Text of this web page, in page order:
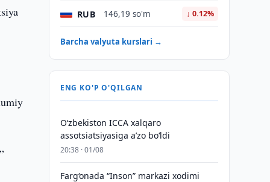
RUB 146,19 so'm ↓ 0.12%
Barcha valyuta kurslari →
ENG KO'P O'QILGAN
O‘zbekiston ICCA xalqaro
assotsiatsiyasiga aʼzo bo‘ldi
20:38 · 01/08
Farg‘onada “Inson” markazi xodimi